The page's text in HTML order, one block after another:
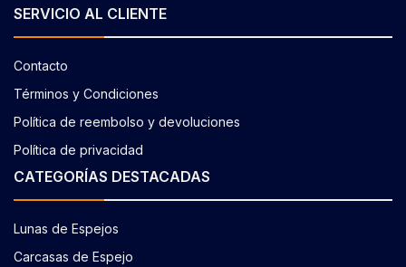
SERVICIO AL CLIENTE
Contacto
Términos y Condiciones
Política de reembolso y devoluciones
Política de privacidad
CATEGORÍAS DESTACADAS
Lunas de Espejos
Carcasas de Espejo